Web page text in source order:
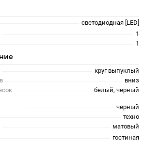
светодиодная [LED]
1
1
круг выпуклый
вниз
белый, черный
черный
техно
матовый
гостиная